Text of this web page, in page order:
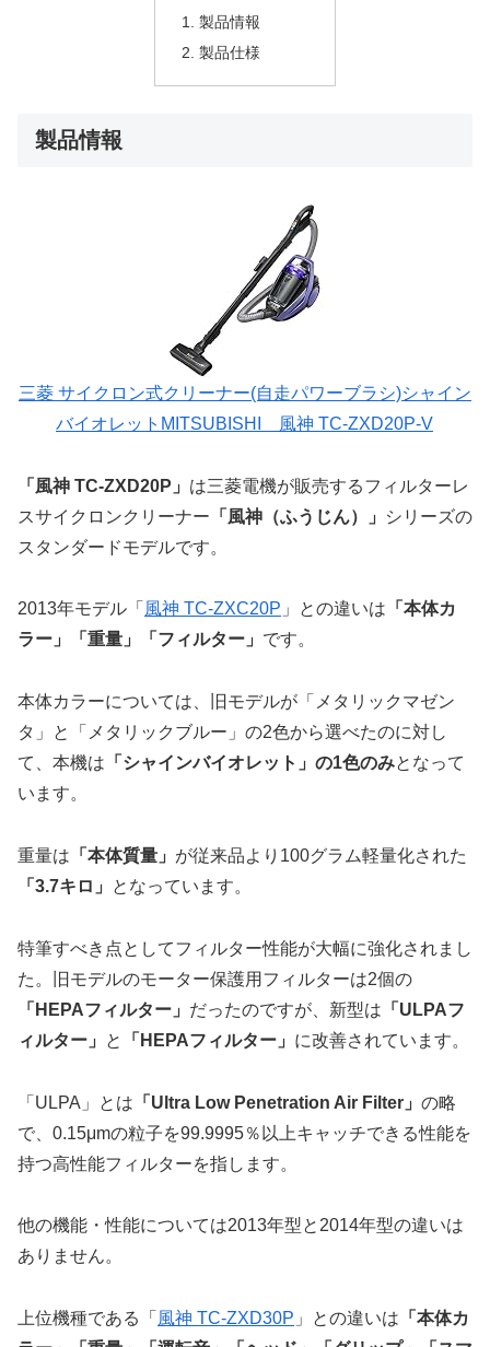
製品情報
製品仕様
製品情報
三菱 サイクロン式クリーナー(自走パワーブラシ)シャイン
バイオレットMITSUBISHI 風神 TC-ZXD20P-V
「風神 TC-ZXD20P」 は三菱電機が販売するフィルターレ
スサイクロンクリーナー 「風神（ふうじん）」
シリーズの
スタンダードモデルです。
2013年モデル「 風神 TC-ZXC20P 」との違いは 「本体カ
ラー」「重量」「フィルター」 です。
本体カラーについては、旧モデルが「メタリックマゼン
タ」と「メタリックブルー」の2色から選べたのに対し
て、本機は 「シャインバイオレット」の1色のみとなって
います。
重量は 「本体質量」 が従来品より100グラム軽量化された
「3.7キロ」
となっています。
特筆すべき点としてフィルター性能が大幅に強化されまし
た。旧モデルのモーター保護用フィルターは2個の
「HEPAフィルター」 だったのですが、新型は 「ULPAフ
ィルター」
と 「HEPAフィルター」 に改善されています。
「ULPA」とは 「Ultra Low Penetration Air Filter」 の略
で、0.15μmの粒子を99.9995％以上キャッチできる性能を
持つ高性能フィルターを指します。
他の機能・性能については2013年型と2014年型の違いは
ありません。
上位機種である「 風神 TC-ZXD30P 」との違いは 「本体カ